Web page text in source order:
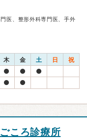
医、整形外科専門医、手外
木 金 土 日 祝
ころ診療所